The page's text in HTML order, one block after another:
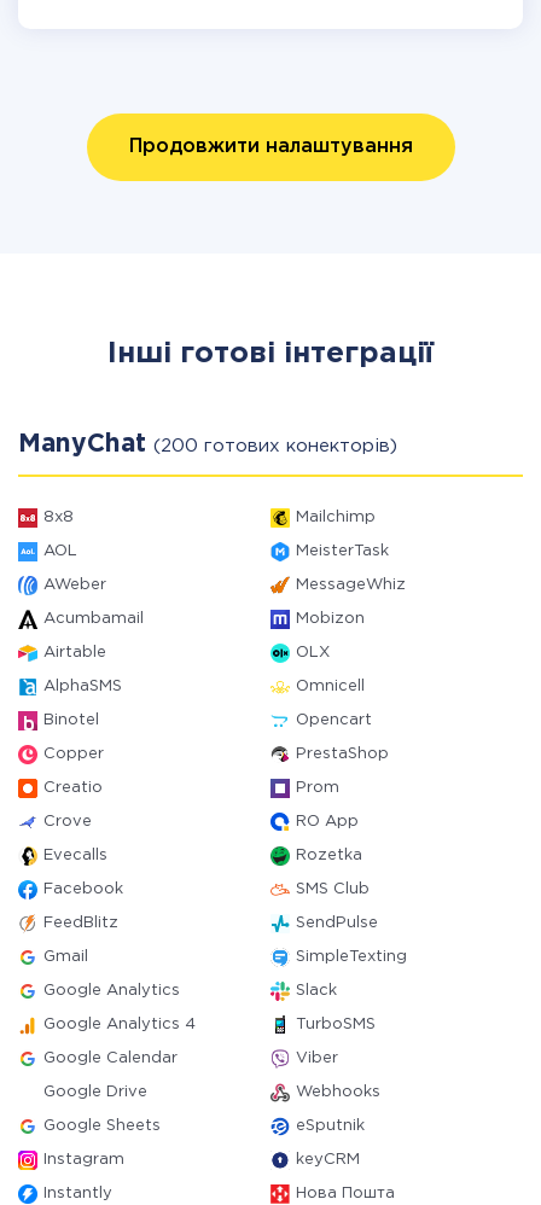
Продовжити налаштування
Інші готові інтеграції
ManyChat (200 готових конекторів)
8x8 Mailchimp
AOL MeisterTask
AWeber MessageWhiz
Acumbamail Mobizon
Airtable OLX
AlphaSMS Omnicell
Binotel Opencart
Copper PrestaShop
Creatio Prom
Crove RO App
Evecalls Rozetka
Facebook SMS Club
FeedBlitz SendPulse
Gmail SimpleTexting
Google Analytics Slack
Google Analytics 4 TurboSMS
Google Calendar Viber
Google Drive Webhooks
Google Sheets eSputnik
Instagram keyCRM
Instantly Нова Пошта